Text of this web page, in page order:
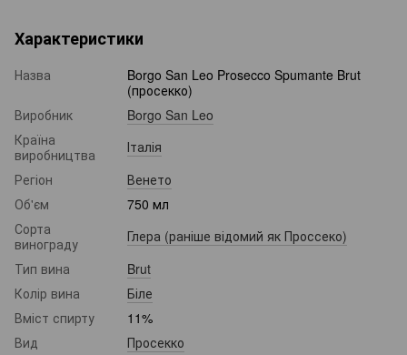
Характеристики
Назва
Borgo San Leo Prosecco Spumante Brut
(просекко)
Виробник
Borgo San Leo
Країна
виробництва
Італія
Регіон
Венето
Об'єм
750 мл
Сорта
винограду
Глера (раніше відомий як Проссеко)
Тип вина
Brut
Колір вина
Біле
Вміст спирту
11%
Вид
Просекко